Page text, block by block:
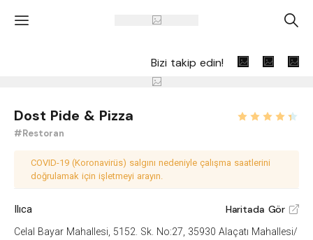
' A
Bizi takip edin!
Dost Pide & Pizza
#Restoran
COVID-19 (Koronavirüs) salgını nedeniyle çalışma saatlerini
doğrulamak için işletmeyi arayın.
Ilıca Haritada Gör V
Celal Bayar Mahallesi, 5152. Sk. No:27, 35930 Alaçatı Mahallesi/